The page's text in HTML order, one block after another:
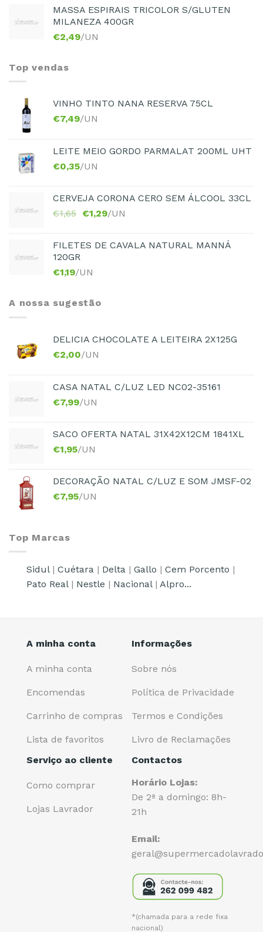
MASSA ESPIRAIS TRICOLOR S/GLUTEN
MILANEZA 400GR
€2,49/UN
Top vendas
VINHO TINTO NANA RESERVA 75CL
€7,49/UN
LEITE MEIO GORDO PARMALAT 200ML UHT
€0,35/UN
CERVEJA CORONA CERO SEM ÁLCOOL 33CL
€1,65 €1,29/UN
FILETES DE CAVALA NATURAL MANNÁ
120GR
€1,19/UN
A nossa sugestão
DELICIA CHOCOLATE A LEITEIRA 2X125G
€2,00/UN
CASA NATAL C/LUZ LED NC02-35161
€7,99/UN
SACO OFERTA NATAL 31X42X12CM 1841XL
€1,95/UN
DECORAÇÃO NATAL C/LUZ E SOM JMSF-02
€7,95/UN
Top Marcas
Sidul| Cuétara | Delta | Gallo | Cem Porcento |
Pato Real| Nestle | Nacional| Alpro...
A minha conta
A minha conta
Encomendas
Carrinho de compras
Lista de favoritos
Informações
Sobre nós
Política de Privacidade
Termos e Condições
Livro de Reclamações
Serviço ao cliente
Como comprar
Lojas Lavrador
Contactos
Horário Lojas:
De 2ª a domingo: 8h-
21h
Email:
*(chamada para a rede fixa
nacional)